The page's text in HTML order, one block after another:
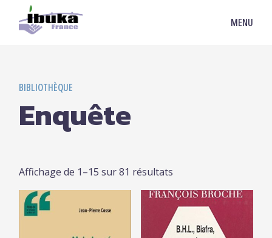
MENU
BIBLIOTHÈQUE
Enquête
Affichage de 1–15 sur 81 résultats